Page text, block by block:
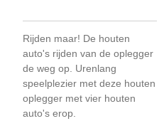
Rijden maar! De houten
auto's rijden van de oplegger
de weg op. Urenlang
speelplezier met deze houten
oplegger met vier houten
auto's erop.